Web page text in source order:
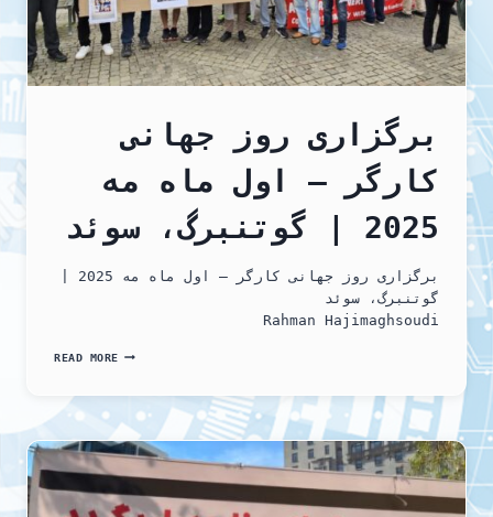
برگزاری روز جهانی
کارگر – اول ماه مه
2025 | گوتنبرگ، سوئد
گوتنبرگ، سوئد
Rahman Hajimaghsoudi
READ MOREبرگزاری
–
اول
ماه
مه
2025
|